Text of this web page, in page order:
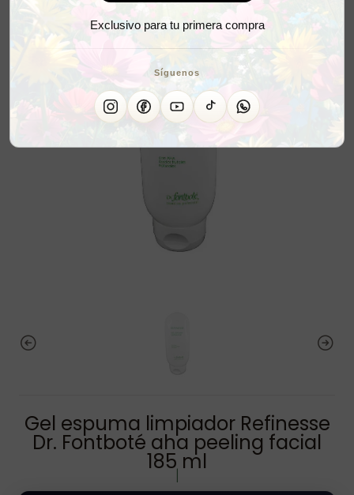
Exclusivo para tu primera compra
Síguenos
Gel espuma limpiador Refinesse
Dr. Fontboté aha peeling facial
185 ml